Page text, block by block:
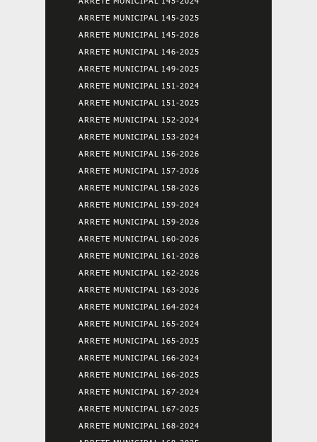
ARRETE MUNICIPAL 145-2025
ARRETE MUNICIPAL 145-2026
ARRETE MUNICIPAL 146-2025
ARRETE MUNICIPAL 149-2025
ARRETE MUNICIPAL 151-2024
ARRETE MUNICIPAL 151-2025
ARRETE MUNICIPAL 152-2024
ARRETE MUNICIPAL 153-2024
ARRETE MUNICIPAL 156-2026
ARRETE MUNICIPAL 157-2026
ARRETE MUNICIPAL 158-2026
ARRETE MUNICIPAL 159-2024
ARRETE MUNICIPAL 159-2026
ARRETE MUNICIPAL 160-2026
ARRETE MUNICIPAL 161-2026
ARRETE MUNICIPAL 162-2026
ARRETE MUNICIPAL 163-2026
ARRETE MUNICIPAL 164-2024
ARRETE MUNICIPAL 165-2024
ARRETE MUNICIPAL 165-2025
ARRETE MUNICIPAL 166-2024
ARRETE MUNICIPAL 166-2025
ARRETE MUNICIPAL 167-2024
ARRETE MUNICIPAL 167-2025
ARRETE MUNICIPAL 168-2024